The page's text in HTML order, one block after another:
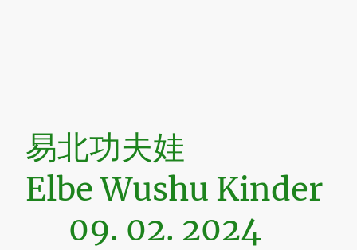
易北功夫娃
Elbe Wushu Kinder
09. 02. 2024